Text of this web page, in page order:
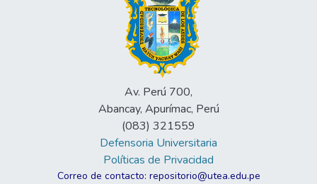
Av. Perú 700,
Abancay, Apurímac, Perú
(083) 321559
Defensoria Universitaria
Políticas de Privacidad
Correo de contacto: repositorio@utea.edu.pe